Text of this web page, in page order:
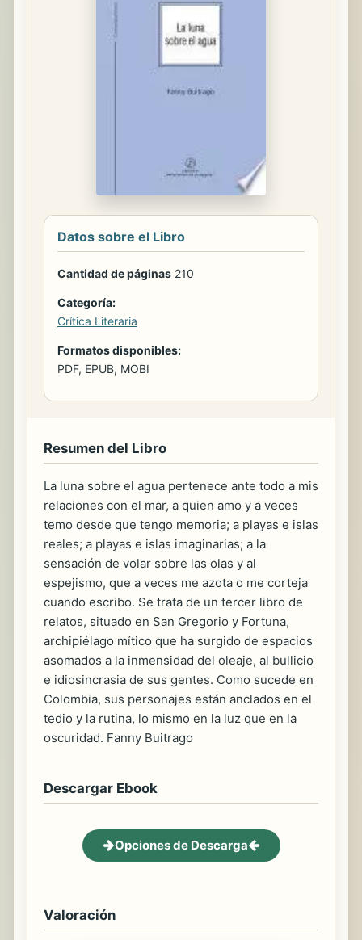
Datos sobre el Libro
Cantidad de páginas 210
Categoría:
Crítica Literaria
Formatos disponibles:
PDF, EPUB, MOBI
Resumen del Libro
La luna sobre el agua pertenece ante todo a mis
relaciones con el mar, a quien amo y a veces
temo desde que tengo memoria; a playas e islas
reales; a playas e islas imaginarias; a la
sensación de volar sobre las olas y al
espejismo, que a veces me azota o me corteja
cuando escribo. Se trata de un tercer libro de
relatos, situado en San Gregorio y Fortuna,
archipiélago mítico que ha surgido de espacios
asomados a la inmensidad del oleaje, al bullicio
e idiosincrasia de sus gentes. Como sucede en
Colombia, sus personajes están anclados en el
tedio y la rutina, lo mismo en la luz que en la
oscuridad. Fanny Buitrago
Descargar Ebook
Opciones de Descarga
Valoración